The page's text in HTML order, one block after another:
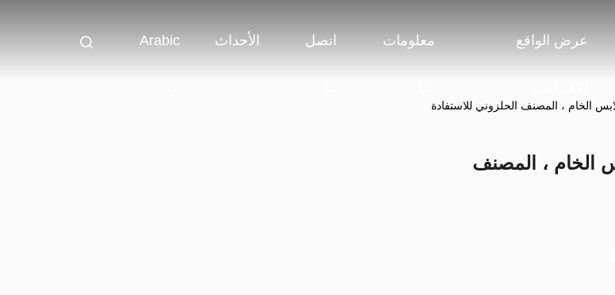
عرض الواقع معلومات اتصل الأحداث Arabic
الخام ، المصنف الحلزوني للاستفادة
الخام ، المصنف